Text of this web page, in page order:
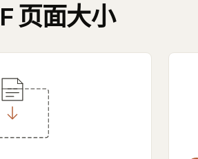
页面大小